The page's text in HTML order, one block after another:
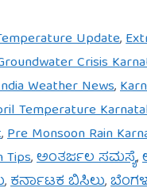
Update,
Crisis
Weather News,
Temperature
,Pre Monsoon Rain
Tips,ಅಂತರ್ಜಲ ಸಮಸ್ಯೆ,
,ಕರ್ನಾಟಕ ಬಿಸಿಲು,